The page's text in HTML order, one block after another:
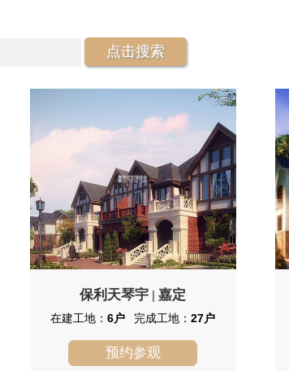
点击搜索
保利天琴宇
保利天琴宇 |嘉定
在建工地：6户 完成工地：27户
预约参观